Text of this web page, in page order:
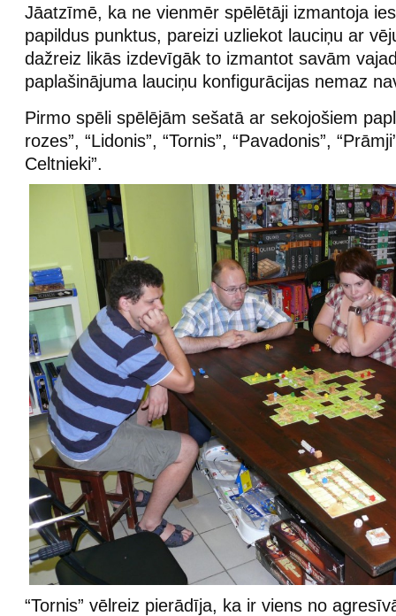
Jāatzīmē, ka ne vienmēr spēlētāji izmantoja
papildus punktus, pareizi uzliekot lauciņu ar
dažreiz likās izdevīgāk to izmantot savām
paplašinājuma lauciņu konfigurācijas nemaz
Pirmo spēli spēlējām sešatā ar sekojošiem
rozes”, “Lidonis”, “Tornis”, “Pavadonis”,
Celtnieki”.
“Tornis” vēlreiz pierādīja, ka ir viens no